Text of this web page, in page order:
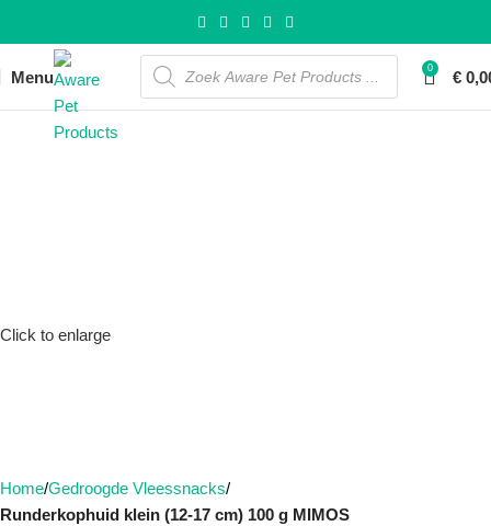
Menu 0 €
Click to enlarge
Home Gedroogde Vleessnacks
Runderkophuid klein (12-17 cm) 100 g MIMOS